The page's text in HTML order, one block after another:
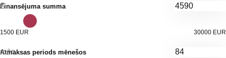
Finansējuma summa
€
1500 EUR 30000 EUR
Atmaksas periods mēnešos
mēn.